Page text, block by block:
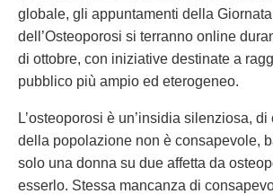
globale, gli appuntamenti della
dell’Osteoporosi si terranno online
di ottobre, con iniziative destinate a
pubblico più ampio ed eterogeneo.
L’osteoporosi è un’insidia silenziosa,
della popolazione non è consapevole,
solo una donna su due affetta da
esserlo. Stessa mancanza di